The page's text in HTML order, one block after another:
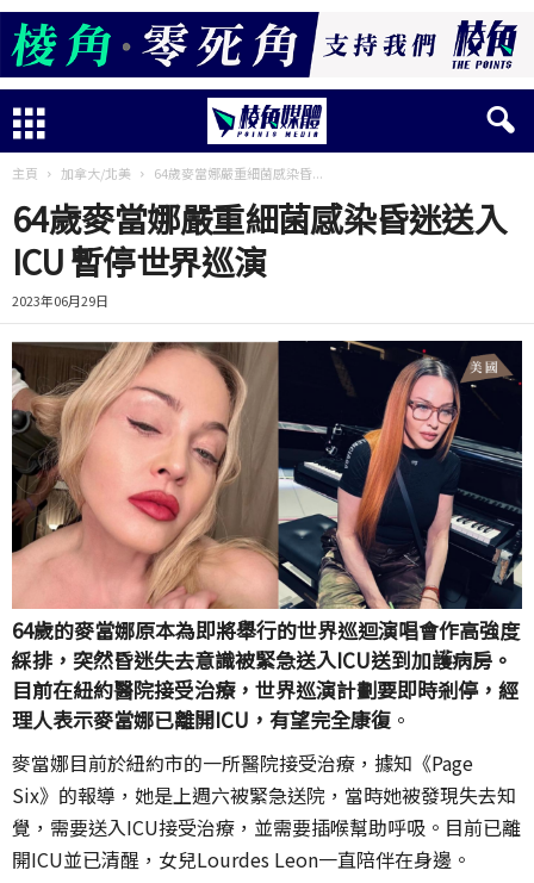
主頁 加拿大/北美 64歲麥當娜嚴重細菌感染昏...
64歲麥當娜嚴重細菌感染昏迷送入
ICU 暫停世界巡演
2023年06月29日
64歲的麥當娜原本為即將舉行的世界巡迴演唱會作高強度
綵排，突然昏迷失去意識被緊急送入ICU送到加護病房。
目前在紐約醫院接受治療，世界巡演計劃要即時剎停，經
理人表示麥當娜已離開ICU，有望完全康復 。
麥當娜目前於紐約市的一所醫院接受治療，據知《Page
Six》的報導，她是上週六被緊急送院，當時她被發現失去知
覺，需要送入ICU接受治療，並需要插喉幫助呼吸。目前已離
開ICU並已清醒，女兒Lourdes Leon一直陪伴在身邊。